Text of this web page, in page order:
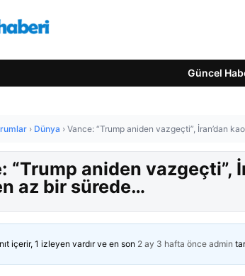
Güncel
› Dünya › Vance: “Trump aniden vazgeçti”, İran’dan
“Trump aniden vazgeçti”,
az bir sürede…
içerir, 1 izleyen vardır ve en son 2 ay 3 hafta önce admin